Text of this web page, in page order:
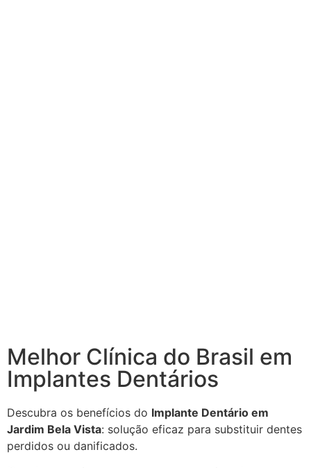
Melhor Clínica do Brasil em
Implantes Dentários
Descubra os benefícios do Implante Dentário em
Jardim Bela Vista: solução eficaz para substituir dentes
perdidos ou danificados.